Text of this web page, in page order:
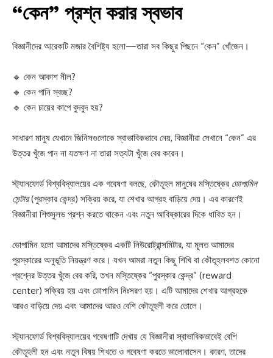
“কেন” প্রশ্ন করার স্বভাব
বিজ্ঞানীদের আরেকটি মজার বৈশিষ্ট্য হলো—তারা সব কিছুর পিছনে “কেন” খোঁজেন।
🔹 কেন আকাশ নীল?
🔹 কেন পানি স্বচ্ছ?
🔹 কেন চায়ের কাপে বুদবুদ হয়?
সাধারণ মানুষ যেখানে জিনিসগুলোকে স্বাভাবিকভাবে নেয়, বিজ্ঞানীরা সেখানে “কেন” এর
উত্তর খুঁজে পান না যতক্ষণ না তারা সত্যটা খুঁজে বের করেন।
স্ট্যানফোর্ড বিশ্ববিদ্যালয়ের এক গবেষণা বলছে, কৌতূহল মানুষের মস্তিষ্কের ডোপামিন
সেন্টার(পুরস্কার কেন্দ্র) সক্রিয় করে, যা শেখার আগ্রহ বাড়িয়ে দেয়। এর কারণেই
বিজ্ঞানীরা শিশুসুলভ প্রশ্ন করতে থাকেন এবং নতুন আবিষ্কারের দিকে ধাবিত হন।
ডোপামিন হলো আমাদের মস্তিষ্কের একটি নিউরোট্রান্সমিটার, যা মূলত আমাদের
পুরস্কারের অনুভূতি নিয়ন্ত্রণ করে। যখন আমরা নতুন কিছু শিখি বা কৌতূহলবশত কোনো
প্রশ্নের উত্তর খুঁজে বের করি, তখন মস্তিষ্কের “পুরস্কার কেন্দ্র” (reward
center) সক্রিয় হয় এবং ডোপামিন নিঃসরণ হয়। এটি আমাদের শেখার আগ্রহকে
আরও বাড়িয়ে দেয় এবং আমাদের আরও বেশি কৌতূহলী করে তোলে।
স্ট্যানফোর্ড বিশ্ববিদ্যালয়ের গবেষণাটি দেখায় যে বিজ্ঞানীরা স্বাভাবিকভাবেই বেশি
কৌতূহলী হন এবং নতুন বিষয় শিখতে ও গবেষণা করতে ভালোবাসেন। কারণ, তাদের